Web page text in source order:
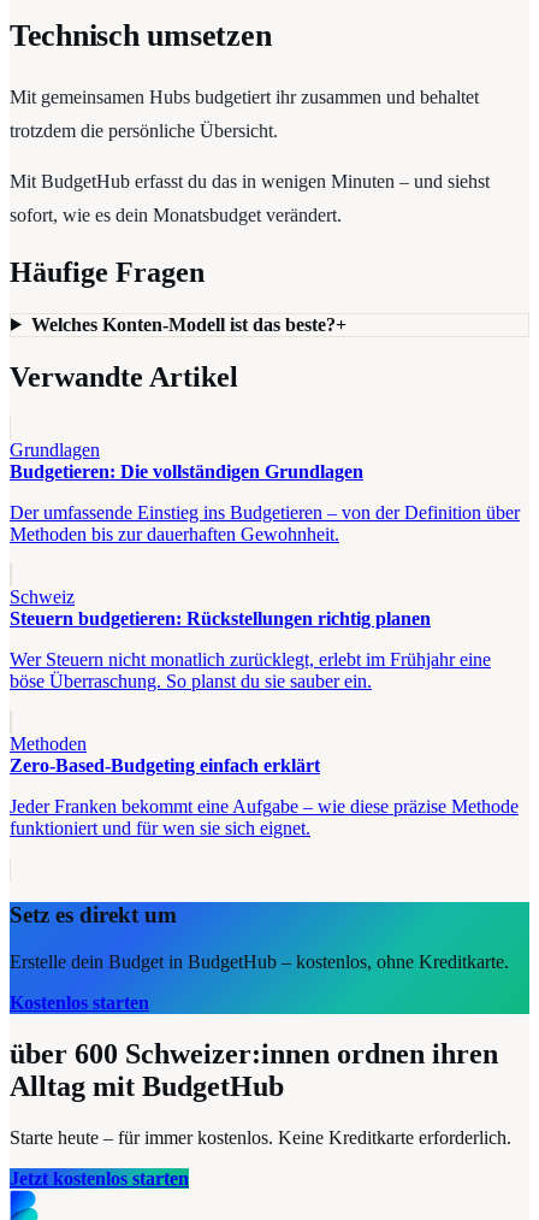
Technisch umsetzen
Mit gemeinsamen Hubs budgetiert ihr zusammen und behaltet
trotzdem die persönliche Übersicht.
Mit BudgetHub erfasst du das in wenigen Minuten – und siehst
sofort, wie es dein Monatsbudget verändert.
Häufige Fragen
Welches Konten-Modell ist das beste?+
Verwandte Artikel
Grundlagen
Budgetieren: Die vollständigen Grundlagen
Der umfassende Einstieg ins Budgetieren – von der Definition über
Methoden bis zur dauerhaften Gewohnheit.
Schweiz
Steuern budgetieren: Rückstellungen richtig planen
Wer Steuern nicht monatlich zurücklegt, erlebt im Frühjahr eine
böse Überraschung. So planst du sie sauber ein.
Methoden
Zero-Based-Budgeting einfach erklärt
Jeder Franken bekommt eine Aufgabe – wie diese präzise Methode
funktioniert und für wen sie sich eignet.
Setz es direkt um
Erstelle dein Budget in BudgetHub – kostenlos, ohne Kreditkarte.
Kostenlos starten
über 600 Schweizer:innen ordnen ihren
Alltag mit BudgetHub
Starte heute – für immer kostenlos. Keine Kreditkarte erforderlich.
Jetzt kostenlos starten